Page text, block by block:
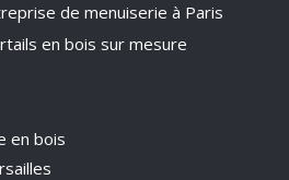
de menuiserie à Paris
en bois sur mesure
en bois